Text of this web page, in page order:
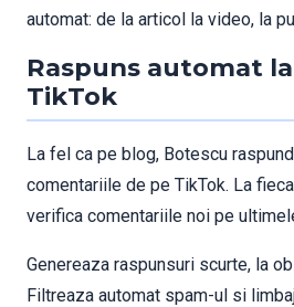
automat: de la articol la video, la
Raspuns automat
TikTok
La fel ca pe blog, Botescu
comentariile de pe TikTok. La
verifica comentariile noi pe
Genereaza raspunsuri scurte, la
Filtreaza automat spam-ul si